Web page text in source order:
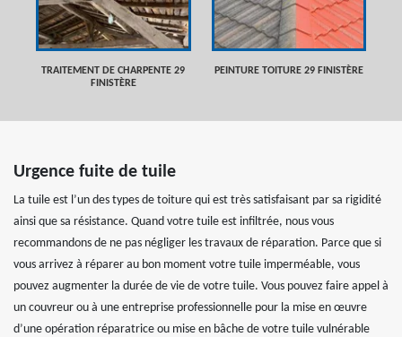
TRAITEMENT DE CHARPENTE 29
FINISTÈRE
PEINTURE TOITURE 29 FINISTÈRE
Urgence fuite de tuile
La tuile est l’un des types de toiture qui est très satisfaisant par sa rigidité
ainsi que sa résistance. Quand votre tuile est infiltrée, nous vous
recommandons de ne pas négliger les travaux de réparation. Parce que si
vous arrivez à réparer au bon moment votre tuile imperméable, vous
pouvez augmenter la durée de vie de votre tuile. Vous pouvez faire appel à
un couvreur ou à une entreprise professionnelle pour la mise en œuvre
d’une opération réparatrice ou mise en bâche de votre tuile vulnérable